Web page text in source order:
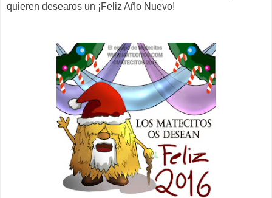
quieren desearos un ¡Feliz Año Nuevo!